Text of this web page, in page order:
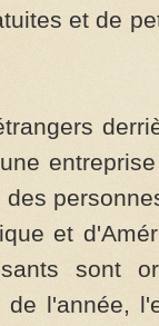
et de
des
et
sont
l'année,